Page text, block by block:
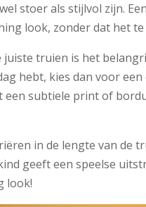
stoer als stijlvol zijn.
look, zonder dat het te
juiste truien is het
hebt, kies dan voor
een subtiele print of
in de lengte van de
geeft een speelse
look!